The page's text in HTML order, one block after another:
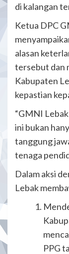
di kalangan
Ketua DPC
alasan
tersebut dan
Kabupaten
kepastian
“GMNI
ini bukan
tanggung
tenaga
Dalam aksi
Lebak
PPG